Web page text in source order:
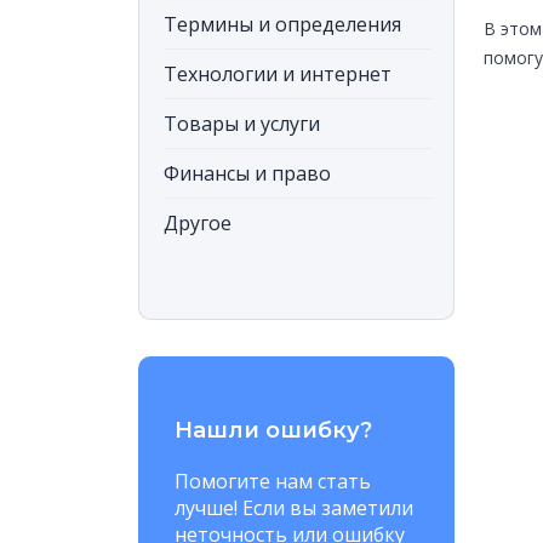
В
Термины и определения
Технологии и интернет
Товары и услуги
Финансы и право
Другое
Нашли ошибку?
Помогите нам стать
лучше! Если вы заметили
неточность или ошибку